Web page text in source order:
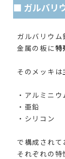
■ ガルバリ
ガルバリウム
金属の板に特
そのメッキは
・アルミニウ
・亜鉛
・シリコン
で構成されて
それぞれの特